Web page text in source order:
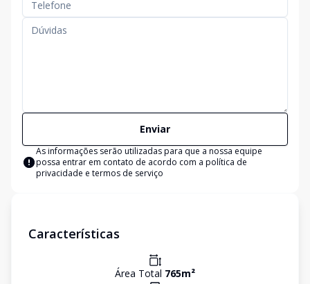
Enviar
As informações serão utilizadas para que a nossa equipe
possa entrar em contato de acordo com a política de
privacidade e termos de serviço
Características
Área Total 765m²